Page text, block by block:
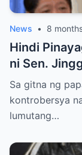
News • 8
Hindi
ni Sen.
Papalapit
Sa gitna ng
kontrobersya
lumutang…